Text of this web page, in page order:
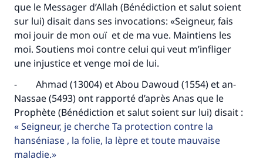
que le Messager d’Allah (Bénédiction et salut soient
sur lui) disait dans ses invocations: «Seigneur, fais
moi jouir de mon ouï et de ma vue. Maintiens les
moi. Soutiens moi contre celui qui veut m’infliger
une injustice et venge moi de lui.
- Ahmad (13004) et Abou Dawoud (1554) et an-
Nassae (5493) ont rapporté d’après Anas que le
Prophète (Bénédiction et salut soient sur lui) disait :
Seigneur, je cherche Ta protection contre la
hanséniase , la folie, la lèpre et toute mauvaise
maladie.